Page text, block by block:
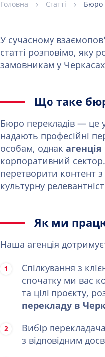
Головна Статті Бюро
У сучасному
статті розповімо, яку
замовникам у Черкасах
Що таке
Бюро перекладів — це
надають професійні
особам, однак
корпоративний
перетворити контент
культурну
Як ми
Наша агенція
Спілкування з
спочатку ми вас
та цілі проєкту,
перекладу в
Вибір
з відповідним